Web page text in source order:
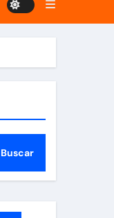
Buscar